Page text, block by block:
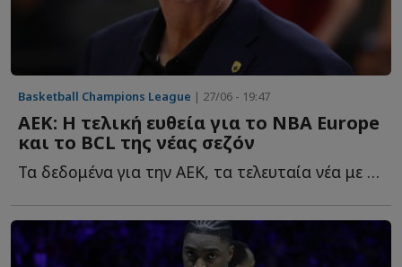
Basketball Champions League | 27/06 - 19:47
ΑΕΚ: Η τελική ευθεία για το ΝΒΑ Europe
και το BCL της νέας σεζόν
Τα δεδομένα για την ΑΕΚ, τα τελευταία νέα με το ΝΒΑ Europe κ...